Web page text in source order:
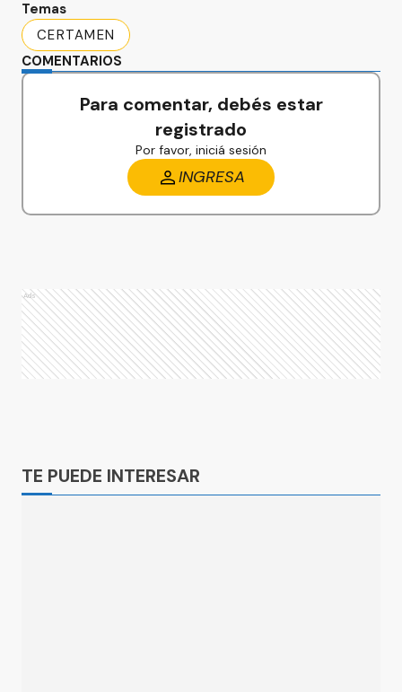
Temas
CERTAMEN
COMENTARIOS
Para comentar, debés estar
registrado
Por favor, iniciá sesión
INGRESA
Ads
TE PUEDE INTERESAR